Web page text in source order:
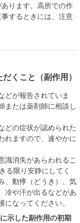
ります。高所での作
するときには、注意
くこと（副作用）
どが報告されていま
または薬剤師に相談し
どの症状が認められた
れますので、速やかに
識消失があらわれるこ
る限り安静にしてく
、動悸（どうき）、気
冷や汗が出るなどがあ
なってください。
示した副作用の初期